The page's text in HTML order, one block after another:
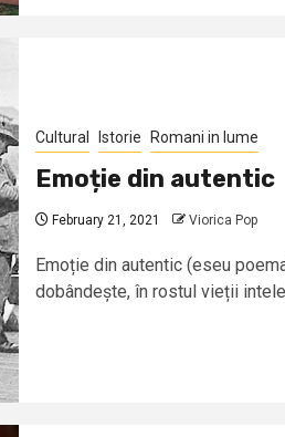
Cultural Istorie Romani in lume
Emoție din autentic
February 21, 2021 Viorica Pop
Emoție din autentic (eseu
dobândește, în rostul vieții